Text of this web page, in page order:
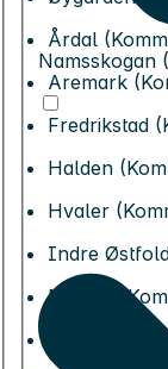
Årdal
Aremark
Fredrikstad
Halden
Hvaler
Indre
Marker
Moss
Namsskogan